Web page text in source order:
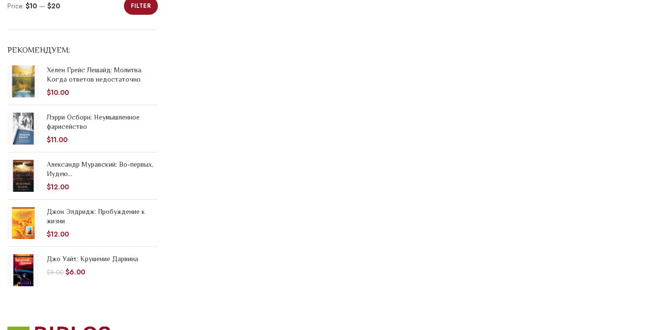
FILTER
Price: $10 — $20
РЕКОМЕНДУЕМ:
Хелен Грейс Лешайд: Молитва.
Когда ответов недостаточно
$10.00
Лэрри Осборн: Неумышленное
фарисейство
$11.00
Александр Муравский: Во-первых,
Иудею...
$12.00
Джон Элдридж: Пробуждение к
жизни
$12.00
Джо Уайт: Крушение Дарвина
$8.00 $6.00